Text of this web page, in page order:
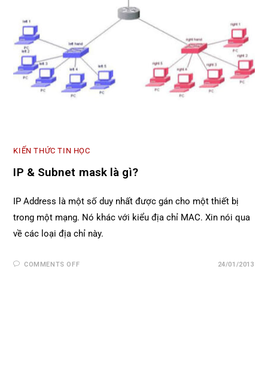
KIẾN THỨC TIN HỌC
IP & Subnet mask là gì?
IP Address là một số duy nhất được gán cho một thiết bị
trong một mạng. Nó khác với kiểu địa chỉ MAC. Xin nói qua
về các loại địa chỉ này.
COMMENTS OFF 24/01/2013